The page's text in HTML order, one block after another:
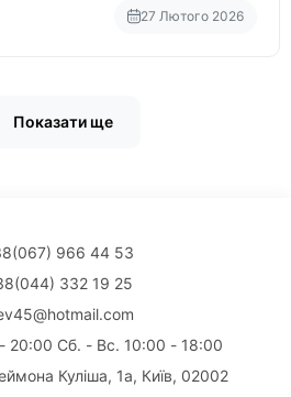
27 Лютого 2026
Показати ще
966 44 53
332 19 25
20:00 Сб. - Вс. 10:00 - 18:00
Куліша, 1а, Київ, 02002